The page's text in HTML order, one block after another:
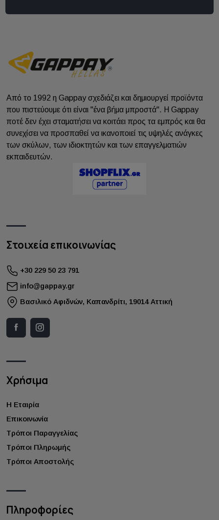
Από το 1992 η Gappay σχεδιάζει και δημιουργεί προϊόντα
που πιστεύουμε ότι είναι "ένα βήμα μπροστά". Η Gappay
ποτέ δεν έχει σταματήσει να κοιτάει προς τα εμπρός και θα
συνεχίσει να προσπαθεί να ικανοποιεί τις υψηλές ανάγκες
των σκύλων, των ιδιοκτητών και των επαγγελματιών
εκπαιδευτών.
Στοιχεία επικοινωνίας
+30 229 50 23 791
info@gappay.gr
Bασιλικό Αφιδνών, Καπανδρίτι, 19014 Αττική
Χρήσιμα
Η Εταιρία
Επικοινωνία
Τρόποι Παραγγελίας
Τρόποι Πληρωμής
Τρόποι Αποστολής
Πληροφορίες